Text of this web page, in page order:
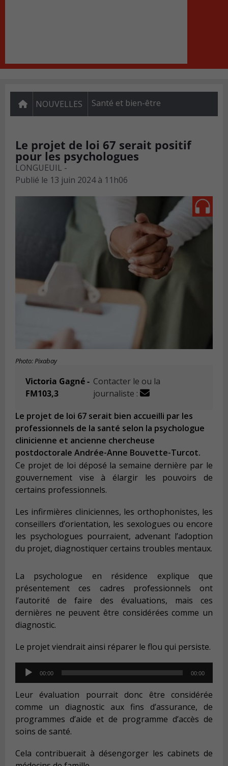
NOUVELLES Santé et bien-être
Le projet de loi 67 serait positif
pour les psychologues
LONGUEUIL -
Publié le 13 juin 2024 à 11h06
Photo: Pixabay
Victoria Gagné -
FM103,3
Contacter le ou la
journaliste :
Le projet de loi 67 serait bien accueilli par les
professionnels de la santé selon la psychologue
clinicienne et ancienne chercheuse
postdoctorale Andrée-Anne Bouvette-Turcot.
Ce projet de loi déposé la semaine dernière par le
gouvernement vise à élargir les pouvoirs de
certains professionnels.
Les infirmières cliniciennes, les orthophonistes, les
conseillers d’orientation, les sexologues ou encore
les psychologues pourraient, advenant l’adoption
du projet, diagnostiquer certains troubles mentaux.
La psychologue en résidence explique que
présentement ces cadres professionnels ont
l’autorité de faire des évaluations, mais ces
dernières ne peuvent être considérées comme un
diagnostic.
Le projet viendrait ainsi réparer le flou qui persiste.
Audio
Player
00:00 00:00
Leur évaluation pourrait donc être considérée
comme un diagnostic aux fins d’assurance, de
programmes d’aide et de programme d’accès de
soins de santé.
Cela contribuerait à désengorger les cabinets de